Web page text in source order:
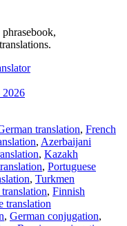
translation, French
, Azerbaijani
, Kazakh
, Portuguese
, Turkmen
, Finnish
translation
, German conjugation,